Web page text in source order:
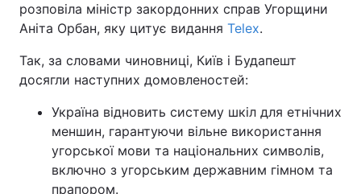
розповіла міністр закордонних справ Угорщини
Аніта Орбан, яку цитує видання Telex.
Так, за словами чиновниці, Київ і Будапешт
досягли наступних домовленостей:
Україна відновить систему шкіл для етнічних
меншин, гарантуючи вільне використання
угорської мови та національних символів,
включно з угорським державним гімном та
прапором.